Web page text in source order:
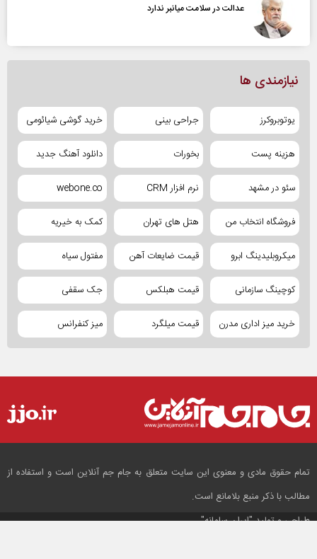
عدالت در سلامت میانبر ندارد
نیازمندی ها
یوتوبروکرز جراحی بینی خرید گوشی شیائومی
هزینه پست بخورات دانلود آهنگ جدید
سئو در مشهد نرم افزار CRM webone.co
فروشگاه انتخاب من هتل های تهران کمک به خیریه
میکروبلیدینگ ابرو قیمت ضایعات آهن مفتول سیاه
کوچینگ سازمانی قیمت هبلکس جک سقفی
خرید میز اداری مدرن قیمت میلگرد میز کنفرانس
تمام حقوق مادی و معنوی این سایت متعلق به جام جم آنلاین است و استفاده از
مطالب با ذکر منبع بلامانع است.
طراحی و تولید"ایران سامانه"